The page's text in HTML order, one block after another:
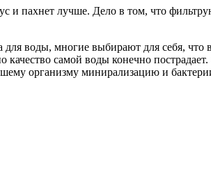
и пахнет лучше. Дело в том, что
воды, многие выбирают для себя,
самой воды конечно
организму минирализацию и